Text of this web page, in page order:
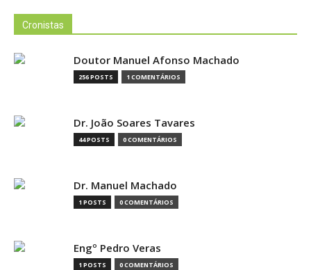
Cronistas
Doutor Manuel Afonso Machado
256 POSTS 1 COMENTÁRIOS
Dr. João Soares Tavares
44 POSTS 0 COMENTÁRIOS
Dr. Manuel Machado
1 POSTS 0 COMENTÁRIOS
Engº Pedro Veras
1 POSTS 0 COMENTÁRIOS